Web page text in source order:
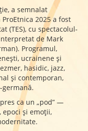
a semnalat
2025 a fost
(TES), cu spectacolul-
de Mark
Programul,
ucrainene și
hasidic, jazz,
și contemporan,
ca un „pod” —
și emoții,